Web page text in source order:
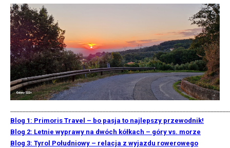
Blog 1: Primoris Travel – bo pasja to najlepszy przewodnik!
Blog 2: Letnie wyprawy na dwóch kółkach – góry vs. morze
Blog 3: Tyrol Południowy – relacja z wyjazdu rowerowego